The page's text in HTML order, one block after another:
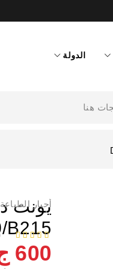
الدولة
أحبار الطباعة
B215
600